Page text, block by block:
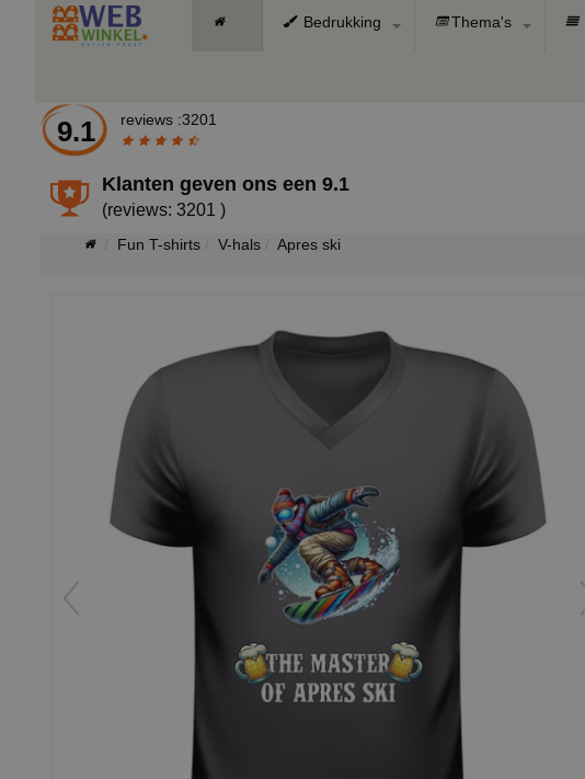
Bedrukking Thema's
9.1 reviews :3201
Klanten geven ons een9.1
(reviews: 3201 )
Fun T-shirts V-hals Apres ski